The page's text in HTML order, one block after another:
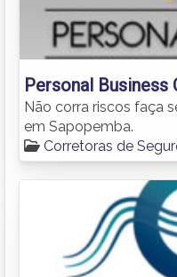
Personal
Não corra riscos faça
em Sapopemba.
Corretoras de